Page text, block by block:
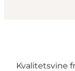
Kvalitetsvine